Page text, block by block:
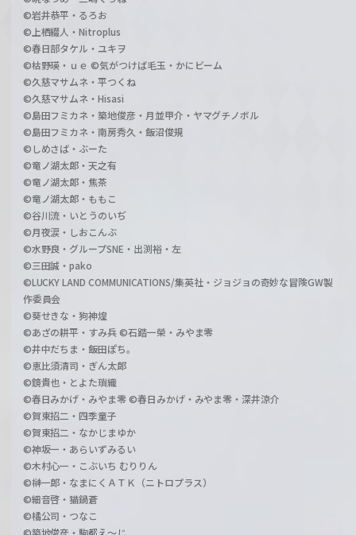
©岩井恭平・るろお
©上栖綴人・Nitroplus
©春日部タケル・ユキヲ
©枯野瑛・ｕｅ ©気がつけば毛玉・かにビーム
©久慈マサムネ・平つくね
©久慈マサムネ・Hisasi
©島田フミカネ・築地俊彦・月並甲介・ヤマグチノボル
©島田フミカネ・南房秀久・飯沼俊規
©しめさば・ぶーた
©竜ノ湖太郎・天之有
©竜ノ湖太郎・焦茶
©竜ノ湖太郎・ももこ
©谷川流・いとうのいぢ
©月夜涙・しおこんぶ
©水野良・グループSNE・出渕裕・左
©三田誠・pako
©LUCKY LAND COMMUNICATIONS/集英社・ジョジョの奇妙な冒険GW製
作委員会
©葵せきな・狗神煌
©あざの耕平・すみ兵 ©石踏一榮・みやま零
©井中だちま・飯田ぽち。
©恵比須清司・ぎん太郎
©鏡貴也・とよた瑣織
©春日みかげ・みやま零 ©春日みかげ・みやま零・深井涼介
©賀東招二・四季童子
©賀東招二・なかじまゆか
©神坂一・あらいずみるい
©木村心一・こぶいち むりりん
©榊一郎・なまにくＡＴＫ（ニトロプラス）
©細音啓・猫鍋蒼
©橘公司・つなこ
©築地俊彦・駒都え～じ